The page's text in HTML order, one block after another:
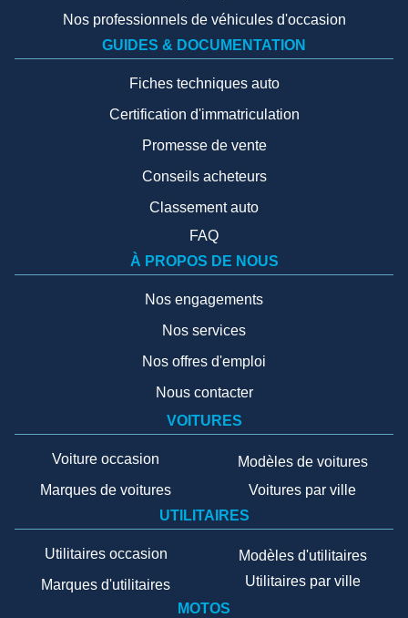
Nos professionnels de véhicules d'occasion
GUIDES & DOCUMENTATION
Fiches techniques auto
Certification d'immatriculation
Promesse de vente
Conseils acheteurs
Classement auto
FAQ
À PROPOS DE NOUS
Nos engagements
Nos services
Nos offres d'emploi
Nous contacter
VOITURES
Voiture occasion
Marques de voitures
Modèles de voitures
Voitures par ville
UTILITAIRES
Utilitaires occasion
Marques d'utilitaires
Modèles d'utilitaires
Utilitaires par ville
MOTOS